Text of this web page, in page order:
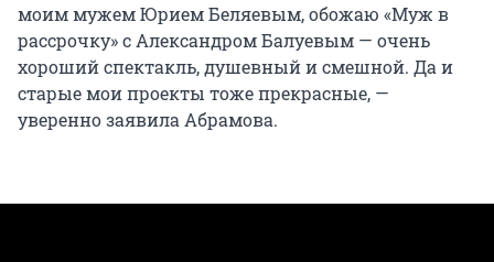
моим мужем Юрием Беляевым, обожаю «Муж в
рассрочку» с Александром Балуевым — очень
хороший спектакль, душевный и смешной. Да и
старые мои проекты тоже прекрасные, —
уверенно заявила Абрамова.